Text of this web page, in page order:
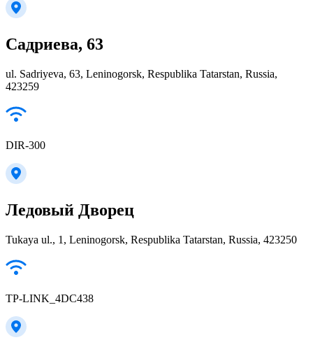
Садриева, 63
ul. Sadriyeva, 63, Leninogorsk, Respublika Tatarstan, Russia,
423259
DIR-300
Ледовый Дворец
Tukaya ul., 1, Leninogorsk, Respublika Tatarstan, Russia, 423250
TP-LINK_4DC438